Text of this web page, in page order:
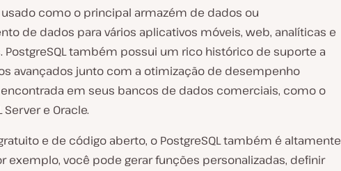
usado como o principal armazém de dados ou
de dados para vários aplicativos móveis, web, analíticas e
PostgreSQL também possui um rico histórico de suporte a
avançados junto com a otimização de desempenho
em seus bancos de dados comerciais, como o
Server e Oracle.
e de código aberto, o PostgreSQL também é altamente
exemplo, você pode gerar funções personalizadas, definir